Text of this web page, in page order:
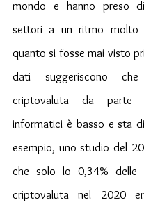
mondo e hanno preso
settori a un ritmo molto
quanto si fosse mai visto
dati suggeriscono
criptovaluta da parte
informatici è basso e sta
esempio, uno studio del
che solo lo 0,34% delle
criptovaluta nel 2020